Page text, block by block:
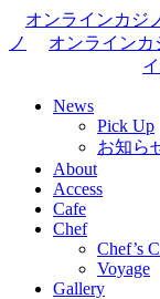
オンラインカジ
ノ
オンラインカ
News
Pick Up
お知ら
About
Access
Cafe
Chef
Chef’s
Voyage
Gallery